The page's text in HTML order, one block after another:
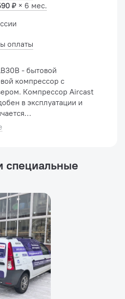
компрессор с
Компрессор Aircast
в эксплуатации и
малой шумностью и
в
₽ × 6 мес.
оплаты
специальные